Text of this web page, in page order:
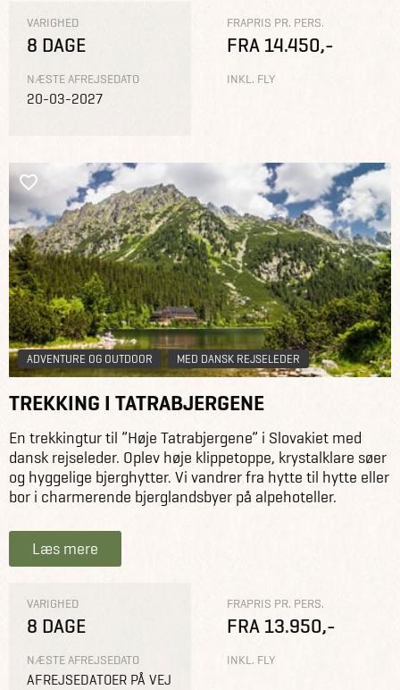
VARIGHED
8 DAGE
NÆSTE AFREJSEDATO
20-03-2027
FRAPRIS PR. PERS.
FRA 14.450,-
INKL. FLY
ADVENTURE OG OUTDOOR MED DANSK REJSELEDER
TREKKING I TATRABJERGENE
En trekkingtur til ”Høje Tatrabjergene” i Slovakiet med
dansk rejseleder. Oplev høje klippetoppe, krystalklare søer
og hyggelige bjerghytter. Vi vandrer fra hytte til hytte eller
bor i charmerende bjerglandsbyer på alpehoteller.
Læs mere
VARIGHED
8 DAGE
NÆSTE AFREJSEDATO
AFREJSEDATOER PÅ VEJ
FRAPRIS PR. PERS.
FRA 13.950,-
INKL. FLY